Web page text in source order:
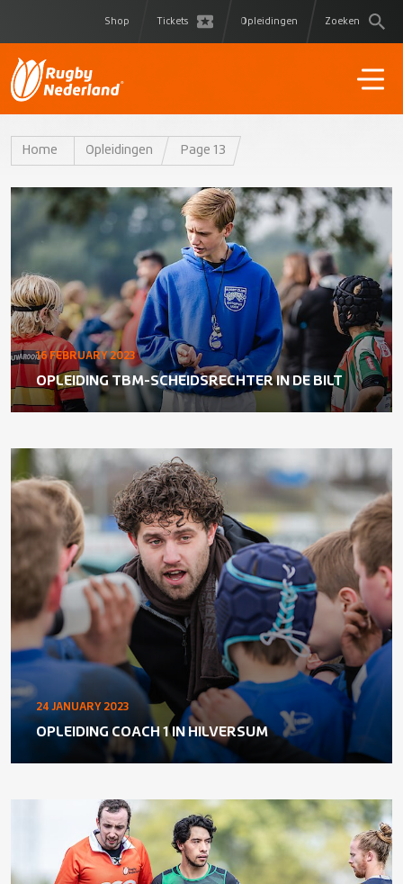
Shop Tickets Opleidingen Zoeken
Home Opleidingen Page 13
16 FEBRUARY 2023
OPLEIDING TBM-SCHEIDSRECHTER IN DE BILT
24 JANUARY 2023
OPLEIDING COACH 1 IN HILVERSUM